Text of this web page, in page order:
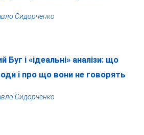
Сидорченко
Буг і «ідеальні» аналізи: що
і про що вони не говорять
Сидорченко